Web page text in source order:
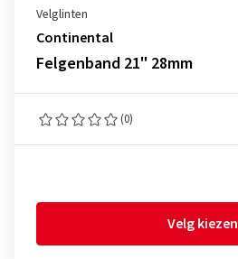
Velglinten
Continental
Felgenband 21" 28mm
(0)
Velg kiezen